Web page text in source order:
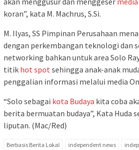
koran”, kata M. Machrus, S.Si.
M. Ilyas, SS Pimpinan Perusahaan
dengan perkembangan teknologi dan
networking bahkan untuk area Solo
titik hot spot sehingga anak-anak
penggalian informasi melalui media
“Solo sebagai kota Budaya kita coba
berita bermuatan budaya”, Kata Huda
liputan. (Mac/Red)
Berbasis Berita Lokal independent news